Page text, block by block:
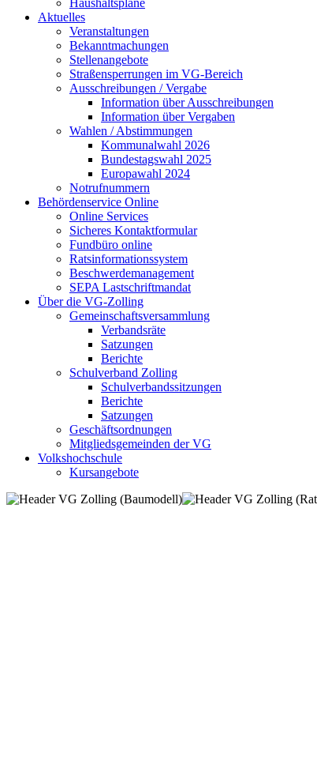
Haushaltspläne
Aktuelles
Veranstaltungen
Bekanntmachungen
Stellenangebote
Straßensperrungen im VG-Bereich
Ausschreibungen / Vergabe
Information über Ausschreibungen
Information über Vergaben
Wahlen / Abstimmungen
Kommunalwahl 2026
Bundestagswahl 2025
Europawahl 2024
Notrufnummern
Behördenservice Online
Online Services
Sicheres Kontaktformular
Fundbüro online
Ratsinformationssystem
Beschwerdemanagement
SEPA Lastschriftmandat
Über die VG-Zolling
Gemeinschaftsversammlung
Verbandsräte
Satzungen
Berichte
Schulverband Zolling
Schulverbandssitzungen
Berichte
Satzungen
Geschäftsordnungen
Mitgliedsgemeinden der VG
Volkshochschule
Kursangebote